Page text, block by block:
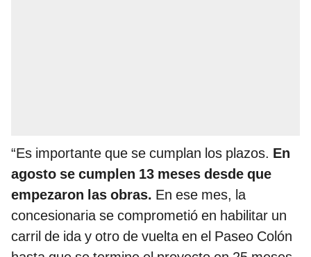
“Es importante que se cumplan los plazos. En
agosto se cumplen 13 meses desde que
empezaron las obras. En ese mes, la
concesionaria se comprometió en habilitar un
carril de ida y otro de vuelta en el Paseo Colón